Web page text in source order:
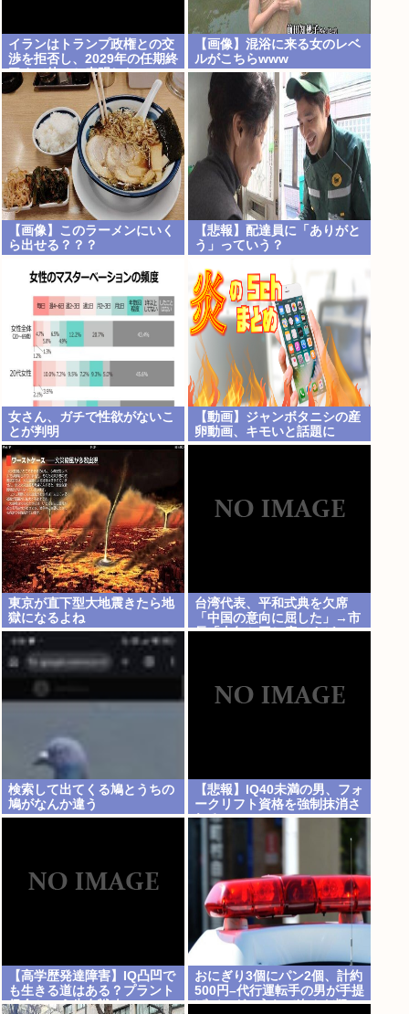
イランはトランプ政権との交
渉を拒否し、2029年の任期終
了まで待つと表明した
【画像】混浴に来る女のレベ
ルがこちらwww
【画像】このラーメンにいく
ら出せる？？？
【悲報】配達員に「ありがと
う」っていう？
女さん、ガチで性欲がないこ
とが判明
【動画】ジャンボタニシの産
卵動画、キモいと話題に
東京が直下型大地震きたら地
獄になるよね
台湾代表、平和式典を欠席
「中国の意向に屈した」→市
長「去年と同じ席ですが…」
検索して出てくる鳩とうちの
鳩がなんか違う
【悲報】IQ40未満の男、フォ
ークリフト資格を強制抹消さ
れる
【高学歴発達障害】IQ凸凹で
も生きる道はある？プラント
保全という生存戦略
おにぎり3個にパン2個、計約
500円–代行運転手の男が手提
げバッグに入れて盗んだ疑い